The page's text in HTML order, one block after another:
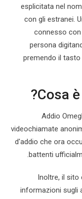
esplicitata nel
con gli estranei.
connesso con
persona
premendo il tasto
Cosa
Addio
videochiamate
d'addio che ora
battenti
Inoltre, il sito
informazioni sugli